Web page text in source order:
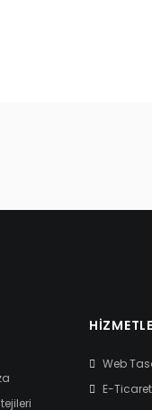
Web
E-Ticaret